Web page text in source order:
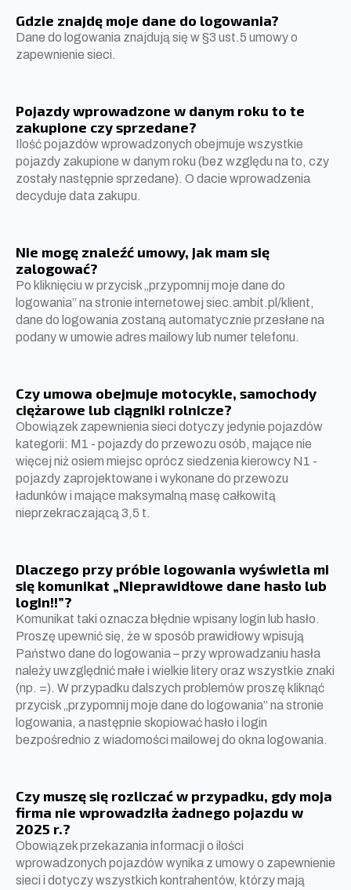
Gdzie znajdę moje dane do logowania?
Dane do logowania znajdują się w §3 ust.5 umowy o
zapewnienie sieci.
Pojazdy wprowadzone w danym roku to te
zakupione czy sprzedane?
Ilość pojazdów wprowadzonych obejmuje wszystkie
pojazdy zakupione w danym roku (bez względu na to, czy
zostały następnie sprzedane). O dacie wprowadzenia
decyduje data zakupu.
Nie mogę znaleźć umowy, jak mam się
zalogować?
Po kliknięciu w przycisk „przypomnij moje dane do
logowania” na stronie internetowej siec.ambit.pl/klient,
dane do logowania zostaną automatycznie przesłane na
podany w umowie adres mailowy lub numer telefonu.
Czy umowa obejmuje motocykle, samochody
ciężarowe lub ciągniki rolnicze?
Obowiązek zapewnienia sieci dotyczy jedynie pojazdów
kategorii: M1 - pojazdy do przewozu osób, mające nie
więcej niż osiem miejsc oprócz siedzenia kierowcy N1 -
pojazdy zaprojektowane i wykonane do przewozu
ładunków i mające maksymalną masę całkowitą
nieprzekraczającą 3,5 t.
Dlaczego przy próbie logowania wyświetla mi
się komunikat „Nieprawidłowe dane hasło lub
login!!”?
Komunikat taki oznacza błędnie wpisany login lub hasło.
Proszę upewnić się, że w sposób prawidłowy wpisują
Państwo dane do logowania – przy wprowadzaniu hasła
należy uwzględnić małe i wielkie litery oraz wszystkie znaki
(np. =). W przypadku dalszych problemów proszę kliknąć
przycisk „przypomnij moje dane do logowania” na stronie
logowania, a następnie skopiować hasło i login
bezpośrednio z wiadomości mailowej do okna logowania.
Czy muszę się rozliczać w przypadku, gdy moja
firma nie wprowadziła żadnego pojazdu w
2025 r.?
Obowiązek przekazania informacji o ilości
wprowadzonych pojazdów wynika z umowy o zapewnienie
sieci i dotyczy wszystkich kontrahentów, którzy mają